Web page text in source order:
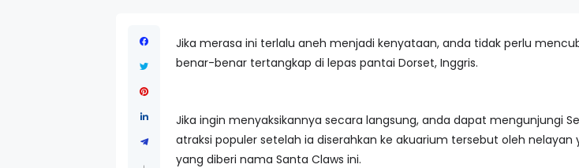
Jika merasa ini terlalu aneh menjadi kenyataan, anda tidak perlu
benar-benar tertangkap di lepas pantai Dorset, Inggris.
Jika ingin menyaksikannya secara langsung, anda dapat mengunjungi
atraksi populer setelah ia diserahkan ke akuarium tersebut oleh
yang diberi nama Santa Claws ini.